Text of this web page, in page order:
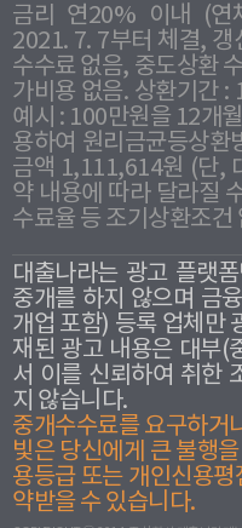
금리 연20% 이내 (연
2021. 7. 7부터 체결, 갱
수수료 없음, 중도상환
가비용 없음. 상환기간
예시 : 100만원을 12개
용하여 원리금균등상환
금액 1,111,614원 (단,
약 내용에 따라 달라질
수료율 등 조기상환조건
대출나라는 광고 플랫
중개를 하지 않으며 금
개업 포함) 등록 업체만
재된 광고 내용은 대부(
서 이를 신뢰하여 취한
지 않습니다.
중개수수료를 요구하거
빛은 당신에게 큰 불행
용등급 또는 개인신용평
약받을 수 있습니다.